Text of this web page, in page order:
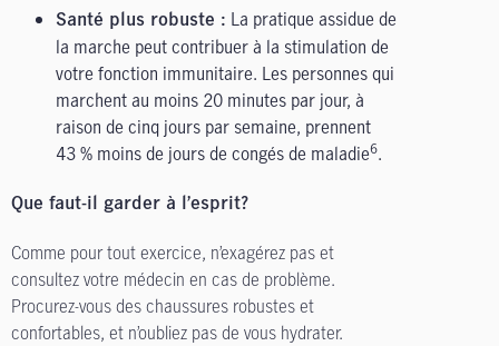
Santé plus robuste : La pratique assidue de
la marche peut contribuer à la stimulation de
votre fonction immunitaire. Les personnes qui
marchent au moins 20 minutes par jour, à
raison de cinq jours par semaine, prennent
43 % moins de jours de congés de maladie6.
Que faut-il garder à l’esprit?
Comme pour tout exercice, n’exagérez pas et
consultez votre médecin en cas de problème.
Procurez-vous des chaussures robustes et
confortables, et n’oubliez pas de vous hydrater.